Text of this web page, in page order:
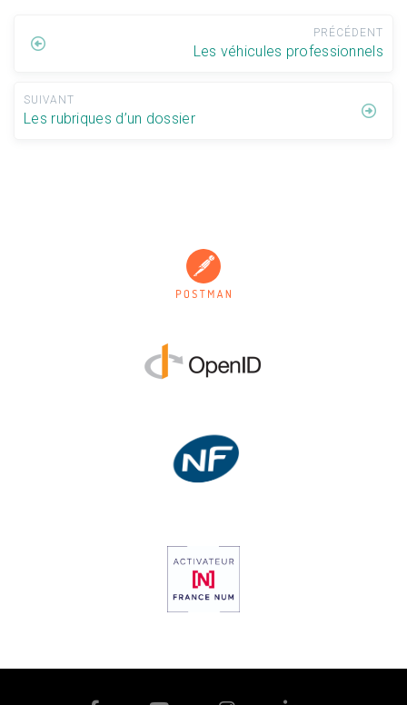
PRÉCÉDENT
Les véhicules professionnels
SUIVANT
Les rubriques d’un dossier